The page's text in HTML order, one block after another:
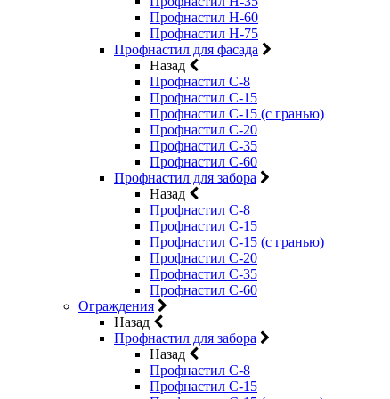
Профнастил Н-60
Профнастил Н-75
Профнастил для фасада
Назад
Профнастил С-8
Профнастил С-15
Профнастил С-15 (с гранью)
Профнастил С-20
Профнастил С-35
Профнастил С-60
Профнастил для забора
Назад
Профнастил С-8
Профнастил С-15
Профнастил С-15 (с гранью)
Профнастил С-20
Профнастил С-35
Профнастил С-60
Ограждения
Назад
Профнастил для забора
Назад
Профнастил С-8
Профнастил С-15